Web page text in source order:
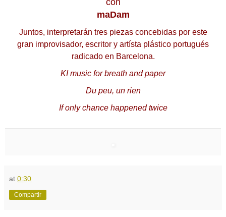
con
maDam
Juntos, interpretarán tres piezas concebidas por este
gran improvisador, escritor y artísta p lástico portugués
radicado en Barcelona.
KI music for breath and paper
Du peu, un rien
If only chance happened twice
at 0:30
Compartir